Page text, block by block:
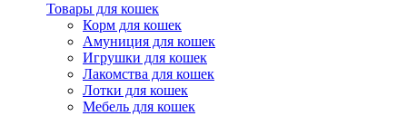
Товары для кошек
Корм для кошек
Амуниция для кошек
Игрушки для кошек
Лакомства для кошек
Лотки для кошек
Мебель для кошек